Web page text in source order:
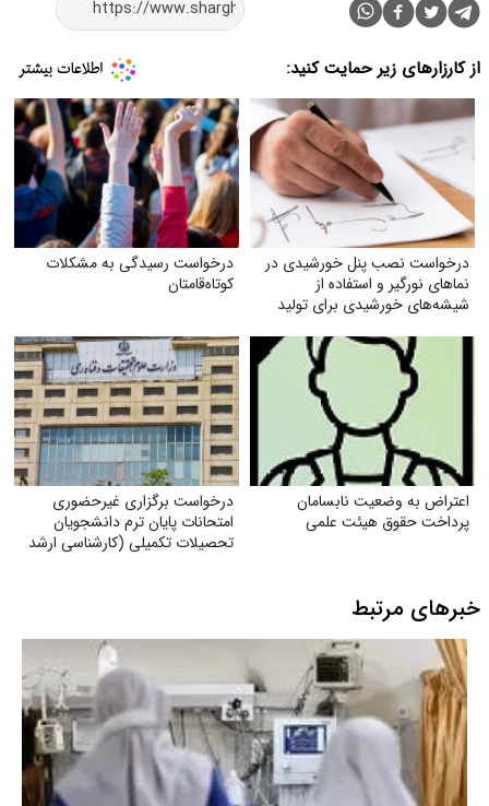
از کارزارهای زیر حمایت کنید:
درخواست نصب پنل خورشیدی در
نماهای نورگیر و استفاده از
شیشه‌های خورشیدی برای تولید
درخواست رسیدگی به مشکلات
کوتاه‌قامتان
اعتراض به وضعیت نابسامان
پرداخت حقوق هیئت علمی
درخواست برگزاری غیرحضوری
امتحانات پایان ترم دانشجویان
تحصیلات تکمیلی (کارشناسی ارشد
خبرهای مرتبط